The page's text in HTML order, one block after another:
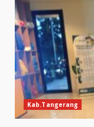
Kab.Tangerang